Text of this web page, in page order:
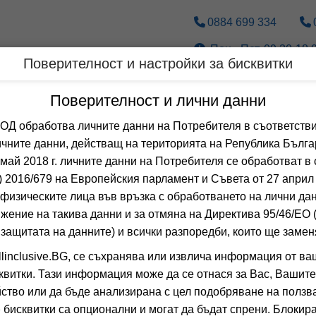
0884 699 334
Пон.- Пет. 09.30-
Оферти със спа център
Общо 0хотела
-15%настаняване от 01.12 до 27.12 ФЛОРА
БОРОВЕЦ,
(от 0
(Закуска и
Поверителност и настройки за бисквитки
Поверителност и лични данни
личните данни на Потребителя в
данни, действащ на територията на Република
2018 г. личните данни на Потребителя се обработват в
679 на Европейския парламент и Съвета от 27 април
лица във връзка с обработването на лични
на такива данни и за отмяна на Директива 95/46/
на данните) и всички разпоредби, които ще
се съхранява или извлича информация от
Тази информация може да се отнася за Вас,
или да бъде анализирана с цел подобряване на
са опционални и могат да бъдат спрени.